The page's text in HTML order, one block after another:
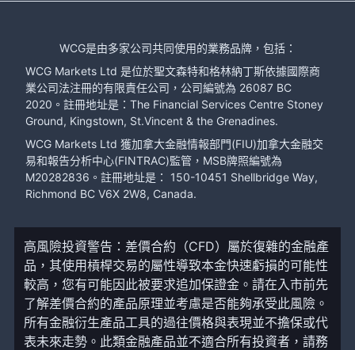
WCG是由多家公司共同使用的業務品牌，包括：
WCG Markets Ltd 是位於聖文森特和格林納丁斯依據國際商
業公司法注冊的有限責任公司，公司編號為 26087 BC
2020。註冊地址是：The Financial Services Centre Stoney
Ground, Kingstown, St.Vincent & the Grenadines.
WCG Markets Ltd 獲加拿大金融情報部門(FIU)加拿大金融交
易和報告分析中心(FINTRAC)監管，MSB牌照編號為
M20282836。註冊地址是： 150-10451 Shellbridge Way,
Richmond BC V6X 2W8, Canada.
高風險投資警告：差價合約（CFD）屬於復雜的金融產
品，其使用槓桿交易的屬性導致本金快速虧損的可能性
較高，您有可能因此被要求追加保證金。請在入市前先
了解差價合約的產品原理並考慮是否能夠承受此風險。
所有金融衍生產品工具的過往價格與表現並不擔保或代
表未來走勢。此類金融產品並不適合所有投資者，請務